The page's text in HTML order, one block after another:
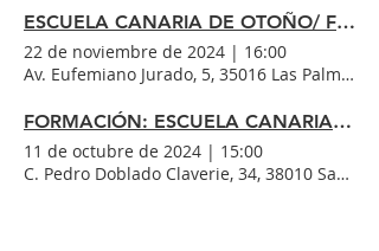
ESCUELA CANARIA DE OTOÑO/ FORMACIÓN DEL VOLUNTARIADO: EL PODER DE HUMANIZAR, La respuesta empática
22 de noviembre de 2024 | 16:00
Av. Eufemiano Jurado, 5, 35016 Las Palmas
FORMACIÓN: ESCUELA CANARIA DE OTOÑO DE VOLUNTARIADO
11 de octubre de 2024 | 15:00
C. Pedro Doblado Claverie, 34, 38010 Santa